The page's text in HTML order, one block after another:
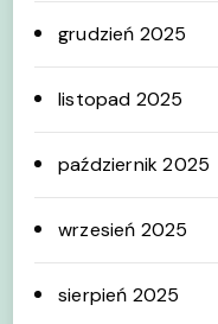
grudzień 2025
listopad 2025
październik 2025
wrzesień 2025
sierpień 2025